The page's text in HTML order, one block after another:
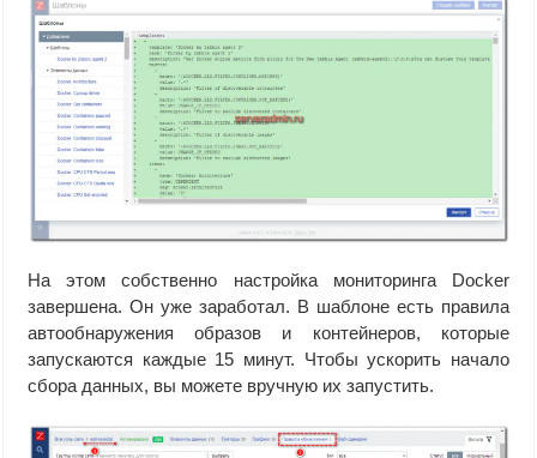
На этом собственно настройка мониторинга Docker
завершена. Он уже заработал. В шаблоне есть правила
автообнаружения образов и контейнеров, которые
запускаются каждые 15 минут. Чтобы ускорить начало
сбора данных, вы можете вручную их запустить.